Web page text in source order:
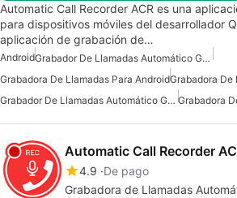
Automatic Call Recorder ACR es una
para dispositivos móviles del desarrollador
aplicación de grabación de…
Android
Grabador De Llamadas Automático Gratuito
Grabadora De Llamadas Para Android
Grabador De Llamadas Automático Gratuito Para Android
Automatic Call Recorder
4.9 De pago
Grabadora de Llamadas